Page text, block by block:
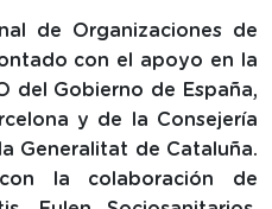
de Organizaciones de
con el apoyo en la
del Gobierno de España,
y de la Consejería
Generalitat de Cataluña.
la colaboración de